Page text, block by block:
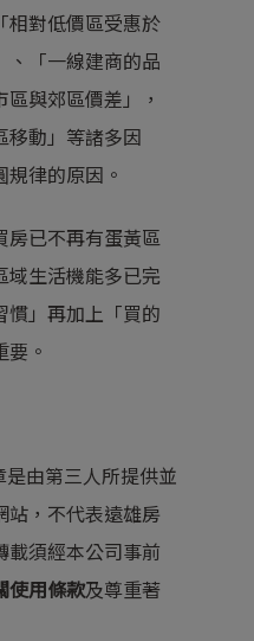
相對低價區受惠於
、「一線建商的品
與郊區價差」，
移動」等諸多因
律的原因。
房已不再有蛋黃區
域生活機能多已完
慣」再加上「買的
。
由第三人所提供並
站，不代表遠雄房
載須經本公司事前
使用條款及尊重著